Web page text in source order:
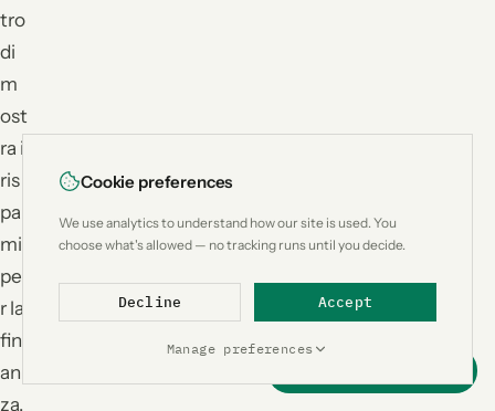
tro
di
m
ost
ra i
ris
par
mi
pe
r la
fin
an
za.
Cookie preferences
We use analytics to understand how our site is used. You
choose what's allowed — no tracking runs until you decide.
Decline Accept
Manage preferences